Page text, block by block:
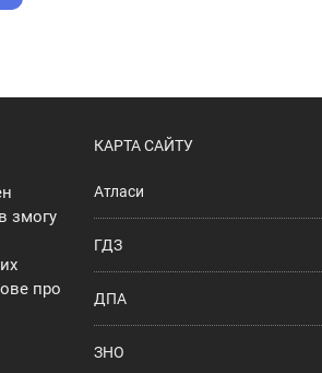
змогу
про
КАРТА САЙТУ
Атласи
ГДЗ
ДПА
ЗНО